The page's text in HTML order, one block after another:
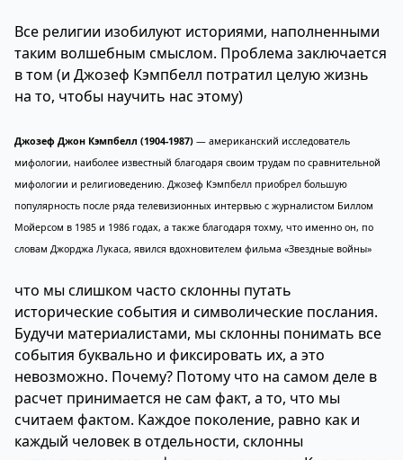
Все религии изобилуют историями, наполненными
таким волшебным смыслом. Проблема заключается
в том (и Джозеф Кэмпбелл потратил целую жизнь
на то, чтобы научить нас этому)
Джозеф Джон Кэмпбелл (1904-1987) — американский исследователь
мифологии, наиболее известный благодаря своим трудам по сравнительной
мифологии и религиоведению. Джозеф Кэмпбелл приобрел большую
популярность после ряда телевизионных интервью с журналистом Биллом
Мойерсом в 1985 и 1986 годах, а также благодаря тохму, что именно он, по
словам Джорджа Лукаса, явился вдохновителем фильма «Звездные войны»
что мы слишком часто склонны путать
исторические события и символические послания.
Будучи материалистами, мы склонны понимать все
события буквально и фиксировать их, а это
невозможно. Почему? Потому что на самом деле в
расчет принимается не сам факт, а то, что мы
считаем фактом. Каждое поколение, равно как и
каждый человек в отдельности, склонны